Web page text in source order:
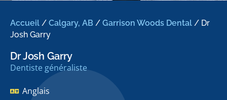
Accueil / Calgary, AB / Garrison Woods Dental / Dr
Josh Garry
Dr Josh Garry
Dentiste généraliste
Anglais